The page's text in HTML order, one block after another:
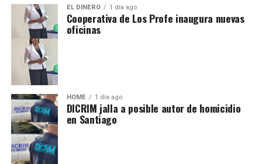
EL DINERO 1 día ago
Cooperativa de Los Profe inaugura nuevas
oficinas
HOME 1 día ago
DICRIM jalla a posible autor de homicidio
en Santiago